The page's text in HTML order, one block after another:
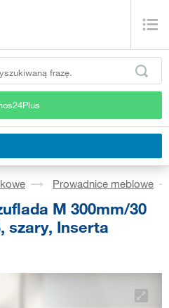
Prowadnice meblowe
M 300mm/30
szary, Inserta